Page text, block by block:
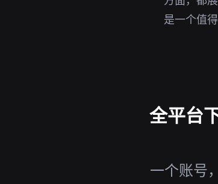
是一个值
全平台
一个账号